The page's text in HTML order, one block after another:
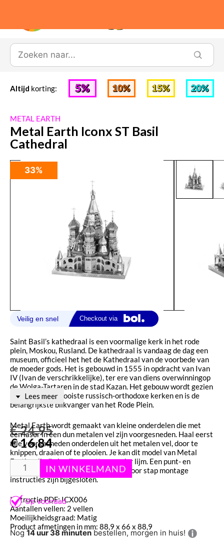
Altijd korting:
Saint Basil’s kathedraal is een voormalige kerk in het rode
plein, Moskou, Rusland. De kathedraal is vandaag de dag een
museum, officieel het het de Kathedraal van de voorbede van
de moeder gods. Het is gebouwd in 1555 in opdracht van Ivan
IV (Ivan de verschrikkelijke), ter ere van diens overwinningop
de Wolga-Tartaren in de stad Kazan. Het gebouw wordt gezien
als één van de mooiste russisch-orthodoxe kerken en is de
belangrijkste blikvanger van het Rode Plein.
Metal Earth wordt gemaakt van kleine onderdelen die met
een laser in een dun metalen vel zijn voorgesneden. Haal eerst
alle voorgesneden onderdelen uit het metalen vel, door te
knippen, draaien of te plooien. Je kan dit model van Metal
Earth volledig in elkaar zetten zonder lijm. Een punt- en
kniptang kan je wel gebruiken. Stap voor stap montage
instructies zijn bijgesloten.
Instructie PDF: ICX006
Aantallen vellen: 2 vellen
Moeilijkheidsgraad: Matig
Product afmetingen in mm: 88,9 x 66 x 88,9
Lees meer
€24,95
€16,84
Nog14 uur 38 minutenbestellen, morgen in huis!
METAL EARTH
Metal Earth Iconx ST Basil
Cathedral
33%